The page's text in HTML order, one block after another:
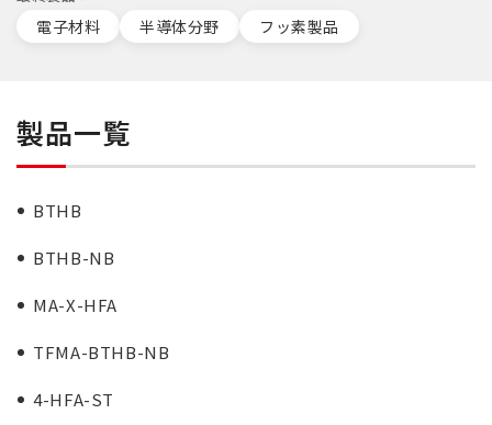
電子材料 半導体分野 フッ素製品
製品一覧
BTHB
BTHB-NB
MA-X-HFA
TFMA-BTHB-NB
4-HFA-ST